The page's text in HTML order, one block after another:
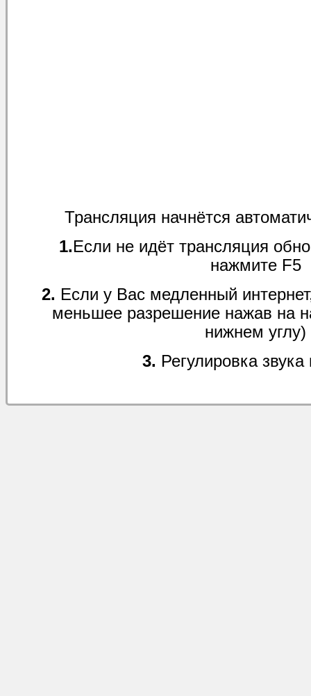
Трансляция начнётся
1.Если не идёт трансляция
нажмите F5
2. Если у Вас медленный
меньшее разрешение нажав на
нижнем углу)
3. Регулировка